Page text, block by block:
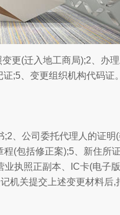
更(迁入地工商局);2、办
;5、变更组织机构代码证。
、公司委托代理人的证明
(包括修正案);5、新住所
执照正副本、IC卡(电子
机关提交上述变更材料后,